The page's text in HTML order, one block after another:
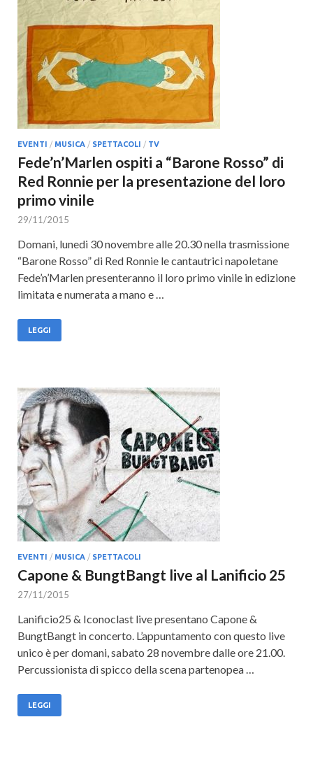
EVENTI / MUSICA / SPETTACOLI / TV
Fede’n’Marlen ospiti a “Barone Rosso” di
Red Ronnie per la presentazione del loro
primo vinile
29/11/2015
Domani, lunedi 30 novembre alle 20.30 nella trasmissione
“Barone Rosso” di Red Ronnie le cantautrici napoletane
Fede’n’Marlen presenteranno il loro primo vinile in edizione
limitata e numerata a mano e …
LEGGI
EVENTI / MUSICA / SPETTACOLI
Capone & BungtBangt live al Lanificio 25
27/11/2015
Lanificio25 & Iconoclast live presentano Capone &
BungtBangt in concerto. L’appuntamento con questo live
unico è per domani, sabato 28 novembre dalle ore 21.00.
Percussionista di spicco della scena partenopea …
LEGGI